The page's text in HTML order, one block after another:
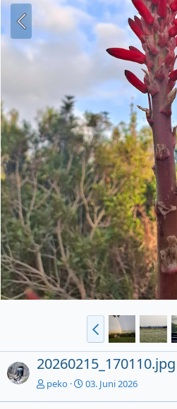
20260215_170110.jpg
peko 03. Juni 2026